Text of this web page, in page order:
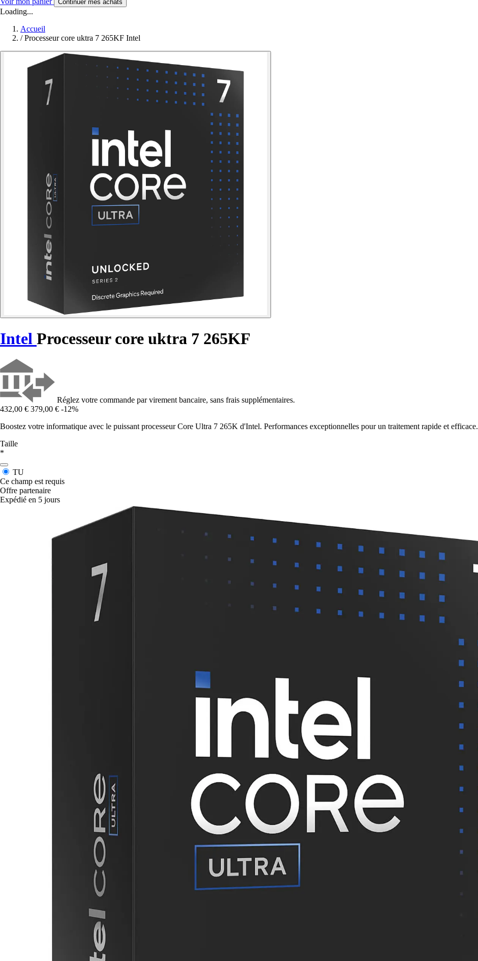
Continuer mes achats
Loading...
Accueil
/ Processeur core uktra 7 265KF Intel
Intel Processeur core uktra 7 265KF
Réglez votre commande par virement bancaire, sans frais supplémentaires.
432,00 € 379,00 € -12%
Boostez votre informatique avec le puissant processeur Core Ultra 7 265K d'Intel. Performances exceptionnelles pour un traitement rapide et efficace.
Taille
*
TU
Ce champ est requis
Offre partenaire
Expédié en 5 jours